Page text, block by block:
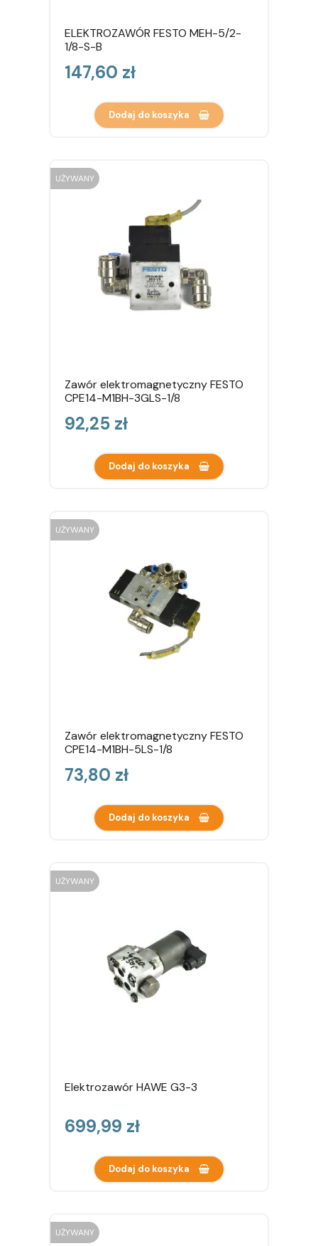
ELEKTROZAWÓR FESTO MEH-5/2-
1/8-S-B
Cena
147,60 zł
Dodaj do koszyka
UŻYWANY
Zawór elektromagnetyczny FESTO
CPE14-M1BH-3GLS-1/8
Cena
92,25 zł
Dodaj do koszyka
UŻYWANY
Zawór elektromagnetyczny FESTO
CPE14-M1BH-5LS-1/8
Cena
73,80 zł
Dodaj do koszyka
UŻYWANY
Elektrozawór HAWE G3-3
Cena
699,99 zł
Dodaj do koszyka
UŻYWANY